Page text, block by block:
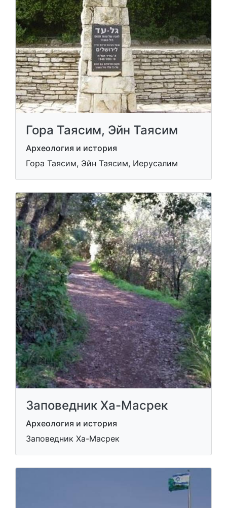
Гора Таясим, Эйн Таясим
Археология и история
Гора Таясим, Эйн Таясим, Иерусалим
Заповедник Ха-Масрек
Археология и история
Заповедник Ха-Масрек